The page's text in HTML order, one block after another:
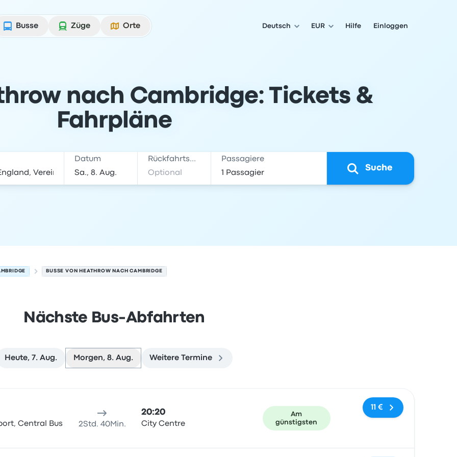
Busse
Züge Orte Deutsch EUR Hilfe Einloggen
nach Cambridge: Tickets &
Fahrpläne
Datum Rückfahrtsdatum Passagiere
Suche
BUSSE VON HEATHROW NACH CAMBRIDGE
Nächste Bus-Abfahrten
Heute, 7. Aug. Morgen, 8. Aug. Weitere Termine
Central Bus
2Std. 40Min.
20:20
City Centre
Am
günstigsten
11 €